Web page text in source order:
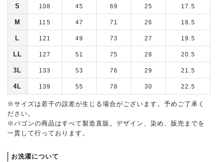
S 108 45 69 25 17.5
M 115 47 71 26 18.5
L 121 49 73 27 19.5
LL 127 51 75 28 20.5
3L 133 53 76 29 21.5
4L 139 55 78 30 22.5
※サイズは若干の誤差が生じる場合がございます。予めご了承く
ださい。
※パゴンの商品はすべて製造直販。デザイン、染め、販売までを
一貫して行っております。
お洗濯について